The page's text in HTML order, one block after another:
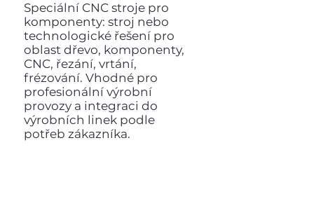
Speciální CNC stroje pro
komponenty: stroj nebo
technologické řešení pro
oblast dřevo, komponenty,
CNC, řezání, vrtání,
frézování. Vhodné pro
profesionální výrobní
provozy a integraci do
výrobních linek podle
potřeb zákazníka.